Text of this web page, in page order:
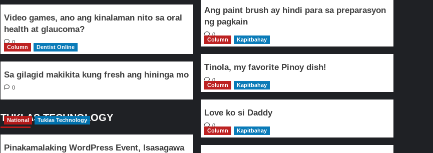
Video games, ano ang kinalaman nito sa oral
health at glaucoma?
0
Column
Dentist Online
Sa gilagid makikita kung fresh ang hininga mo
0
TUKLAS TECHNOLOGY
National Tuklas Technology
Pinakamalaking WordPress Event, Isasagawa
Ang paint brush ay hindi para sa preparasyon
ng pagkain
0
Column
Kapitbahay
Tinola, my favorite Pinoy dish!
0
Column
Kapitbahay
Love ko si Daddy
0
Column
Kapitbahay